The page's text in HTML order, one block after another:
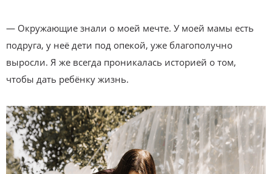
— Окружающие знали о моей мечте. У моей мамы есть
подруга, у неё дети под опекой, уже благополучно
выросли. Я же всегда проникалась историей о том,
чтобы дать ребёнку жизнь.